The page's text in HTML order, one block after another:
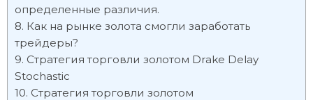
определенные различия.
Как на рынке золота смогли заработать
трейдеры?
Стратегия торговли золотом Drake Delay
Stochastic
Стратегия торговли золотом